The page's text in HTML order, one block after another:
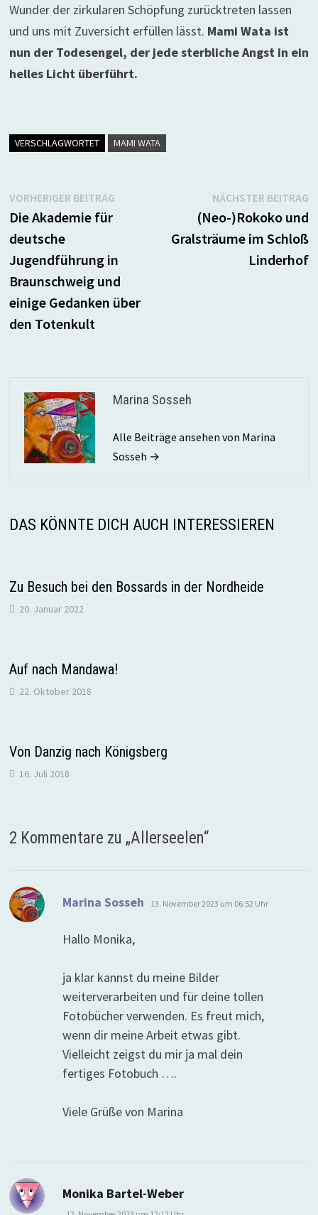
Wunder der zirkularen Schöpfung zurücktreten lassen
und uns mit Zuversicht erfüllen lässt. Mami Wata ist
nun der Todesengel, der jede sterbliche Angst in ein
helles Licht überführt.
VERSCHLAGWORTET MAMI WATA
Beitragsnavigation
VORHERIGER BEITRAGVorheriger
Die Akademie für
deutsche
Jugendführung in
Braunschweig und
einige Gedanken über
den Totenkult
NÄCHSTER BEITRAG
(Neo-)Rokoko und
Gralsträume im Schloß
Linderhof
Marina Sosseh
Alle Beiträge ansehen von Marina
Sosseh →
DAS KÖNNTE DICH AUCH INTERESSIEREN
Zu Besuch bei den Bossards in der Nordheide
20. Januar 2022
Auf nach Mandawa!
22. Oktober 2018
Von Danzig nach Königsberg
16. Juli 2018
2 Kommentare zu „Allerseelen“
Marina Sosseh sagt:
13. November 2023 um 06:52 Uhr
Hallo Monika,
ja klar kannst du meine Bilder
weiterverarbeiten und für deine tollen
Fotobücher verwenden. Es freut mich,
wenn dir meine Arbeit etwas gibt.
Vielleicht zeigst du mir ja mal dein
fertiges Fotobuch ….
Viele Grüße von Marina
Monika Bartel-Webersagt: